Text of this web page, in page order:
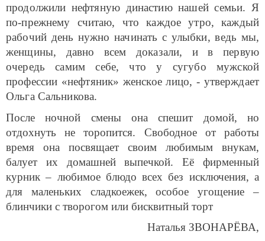
продолжили нефтяную династию нашей семьи. Я
по-прежнему считаю, что каждое утро, каждый
рабочий день нужно начинать с улыбки, ведь мы,
женщины, давно всем доказали, и в первую
очередь самим себе, что у сугубо мужской
профессии «нефтяник» женское лицо, - утверждает
Ольга Сальникова.
После ночной смены она спешит домой, но
отдохнуть не торопится. Свободное от работы
время она посвящает своим любимым внукам,
балует их домашней выпечкой. Её фирменный
курник – любимое блюдо всех без исключения, а
для маленьких сладкоежек, особое угощение –
блинчики с творогом или бисквитный торт
Наталья ЗВОНАРЁВА,